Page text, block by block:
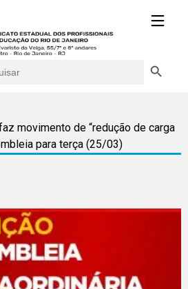
movimento de “redução de carga
para terça (25/03)